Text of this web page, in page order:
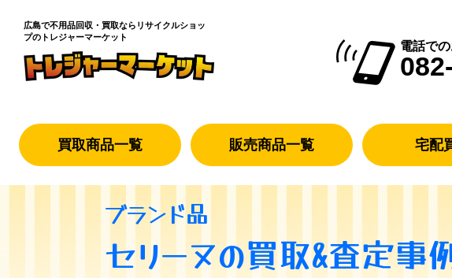
広島で不用品回収・買取なら リサイクルショッ
プのトレジャーマーケット
電話で
買取商品一覧 販売商品一覧 宅配
ブランド品
セリーヌの買取&査定事